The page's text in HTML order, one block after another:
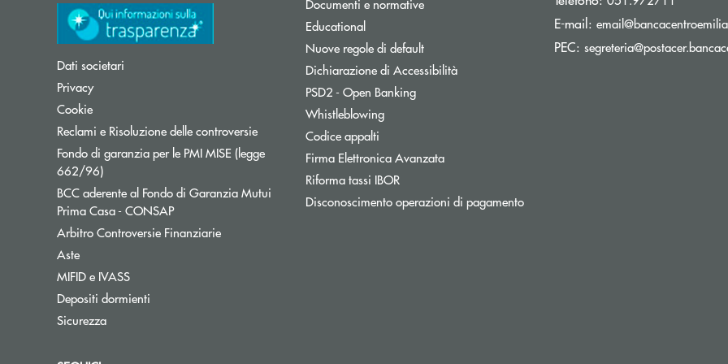
Dati societari
Privacy
Cookie
Reclami e Risoluzione delle controversie
Fondo di garanzia per le PMI MISE (legge
662/96)Apre una nuova finestra
BCC aderente al Fondo di Garanzia Mutui
Prima Casa - CONSAPApre una nuova finestra
Arbitro Controversie FinanziarieApre una nuova finestra
Aste
MIFID e IVASS
Depositi dormienti
Sicurezza
Documenti e normative
Educational
Nuove regole di default
Dichiarazione di Accessibilità
PSD2 - Open Banking
Whistleblowing
Codice appalti
Firma Elettronica Avanzata
Riforma tassi IBOR
Disconoscimento operazioni di pagamento
E-mail:
PEC: